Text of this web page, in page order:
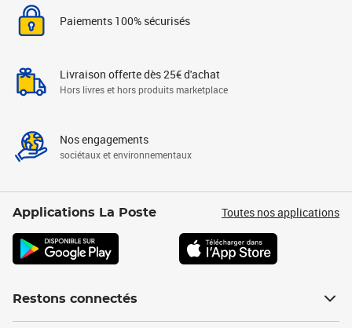
Paiements 100% sécurisés
Livraison offerte dès 25€ d'achat
Hors livres et hors produits marketplace
Nos engagements
sociétaux et environnementaux
Applications La Poste Toutes nos applications
Restons connectés